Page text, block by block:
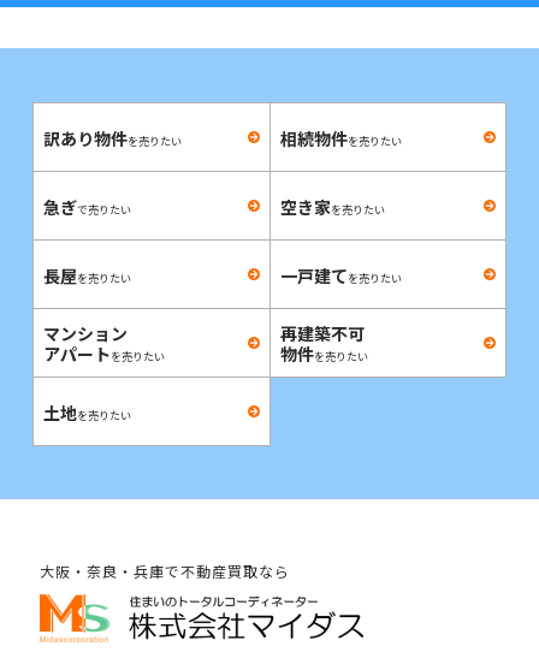
訳あり物件を売りたい 相続物件を売りたい
急ぎで売りたい 空き家を売りたい
長屋を売りたい 一戸建てを売りたい
マンション
アパートを売りたい
再建築不可
物件を売りたい
土地を売りたい
大阪・奈良・兵庫で不動産買取なら